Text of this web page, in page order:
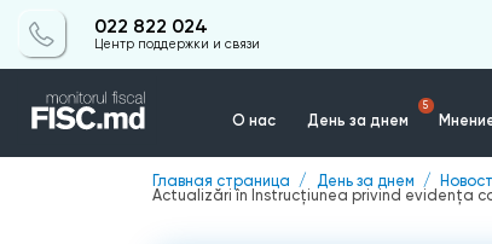
022 822 024
Центр поддержки и связи
О нас День за днем
5
Контакты
Главная страница День за днем
Actualizări în Instrucțiunea privind evidența